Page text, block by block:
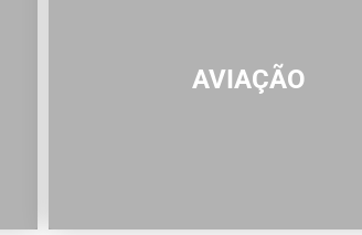
AVIAÇÃO